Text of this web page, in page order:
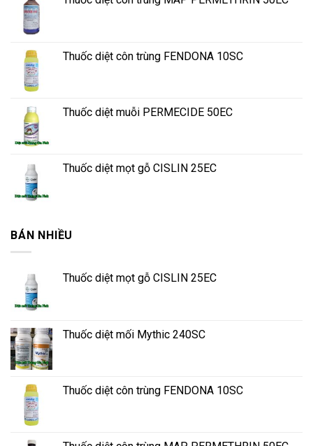
Thuốc diệt côn trùng FENDONA 10SC
Thuốc diệt muỗi PERMECIDE 50EC
Thuốc diệt mọt gỗ CISLIN 25EC
BÁN NHIỀU
Thuốc diệt mọt gỗ CISLIN 25EC
Thuốc diệt mối Mythic 240SC
Thuốc diệt côn trùng FENDONA 10SC